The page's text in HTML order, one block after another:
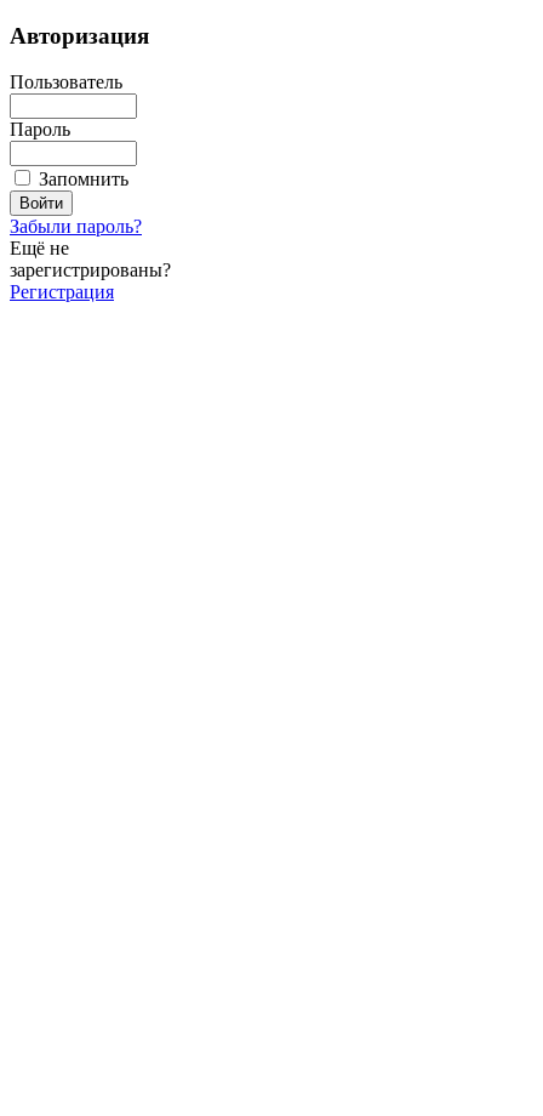
Авторизация
Пользователь
Пароль
Запомнить
Забыли пароль?
Ещё не
зарегистрированы?
Регистрация